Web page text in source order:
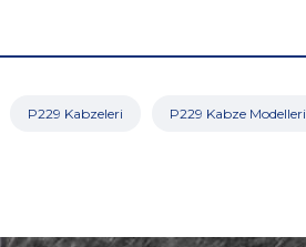
P229 Kabzeleri P229 Kabze Modelleri